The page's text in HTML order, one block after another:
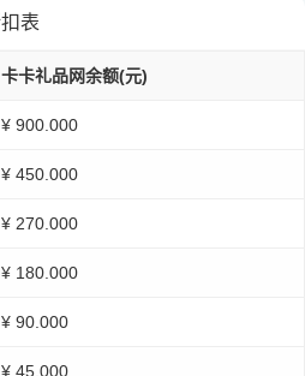
表
卡卡礼品网余额(元)
¥ 900.000
¥ 450.000
¥ 270.000
¥ 180.000
¥ 90.000
¥ 45.000